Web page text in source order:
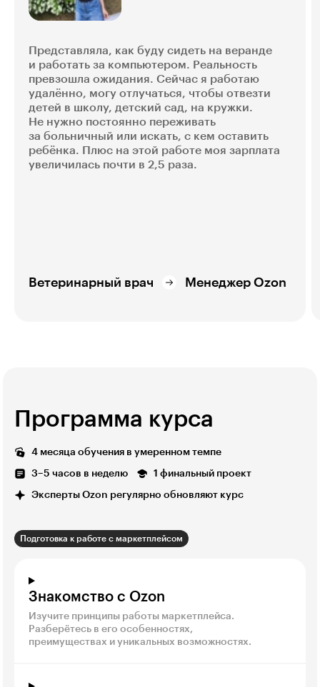
Представляла, как буду сидеть на веранде
и работать за компьютером. Реальность
превзошла ожидания. Сейчас я работаю
удалённо, могу отлучаться, чтобы отвезти
детей в школу, детский сад, на кружки.
Не нужно постоянно переживать
за больничный или искать, с кем оставить
ребёнка. Плюс на этой работе моя зарплата
увеличилась почти в 2,5 раза.
Ветеринарный врач Менеджер Ozon
Программа курса
4 месяца обучения в умеренном темпе
3–5 часов в неделю 1 финальный проект
Эксперты Ozon регулярно обновляют курс
Подготовка к работе с маркетплейсом
Знакомство с Ozon
Изучите принципы работы маркетплейса.
Разберётесь в его особенностях,
преимуществах и уникальных возможностях.